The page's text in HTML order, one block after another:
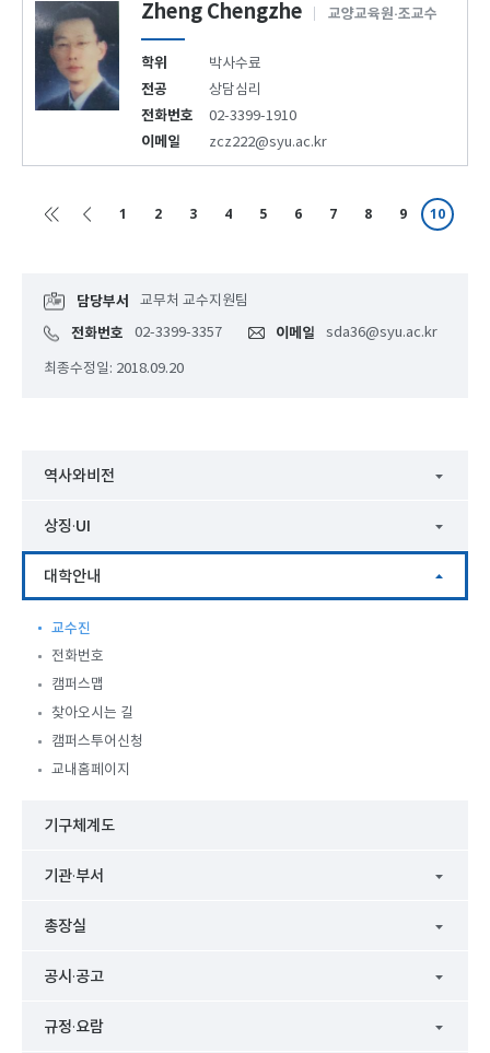
Zheng Chengzhe 교양교육원·조교수
학위 박사수료
전공 상담심리
전화번호 02-3399-1910
이메일 zcz222@syu.ac.kr
1 2 3 4 5 6 7 8 9 10
담당부서 교무처 교수지원팀
전화번호 02-3399-3357 이메일 sda36@syu.ac.kr
최종수정일: 2018.09.20
역사와비전
상징·UI
대학안내
교수진
전화번호
캠퍼스맵
찾아오시는 길
캠퍼스투어신청
교내홈페이지
기구체계도
기관·부서
총장실
공시·공고
규정·요람